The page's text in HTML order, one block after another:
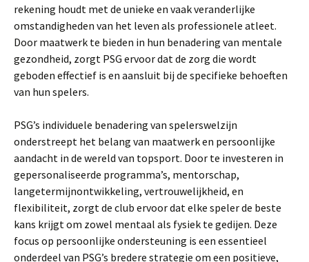
rekening houdt met de unieke en vaak veranderlijke
omstandigheden van het leven als professionele atleet.
Door maatwerk te bieden in hun benadering van mentale
gezondheid, zorgt PSG ervoor dat de zorg die wordt
geboden effectief is en aansluit bij de specifieke behoeften
van hun spelers.
PSG’s individuele benadering van spelerswelzijn
onderstreept het belang van maatwerk en persoonlijke
aandacht in de wereld van topsport. Door te investeren in
gepersonaliseerde programma’s, mentorschap,
langetermijnontwikkeling, vertrouwelijkheid, en
flexibiliteit, zorgt de club ervoor dat elke speler de beste
kans krijgt om zowel mentaal als fysiek te gedijen. Deze
focus op persoonlijke ondersteuning is een essentieel
onderdeel van PSG’s bredere strategie om een positieve,